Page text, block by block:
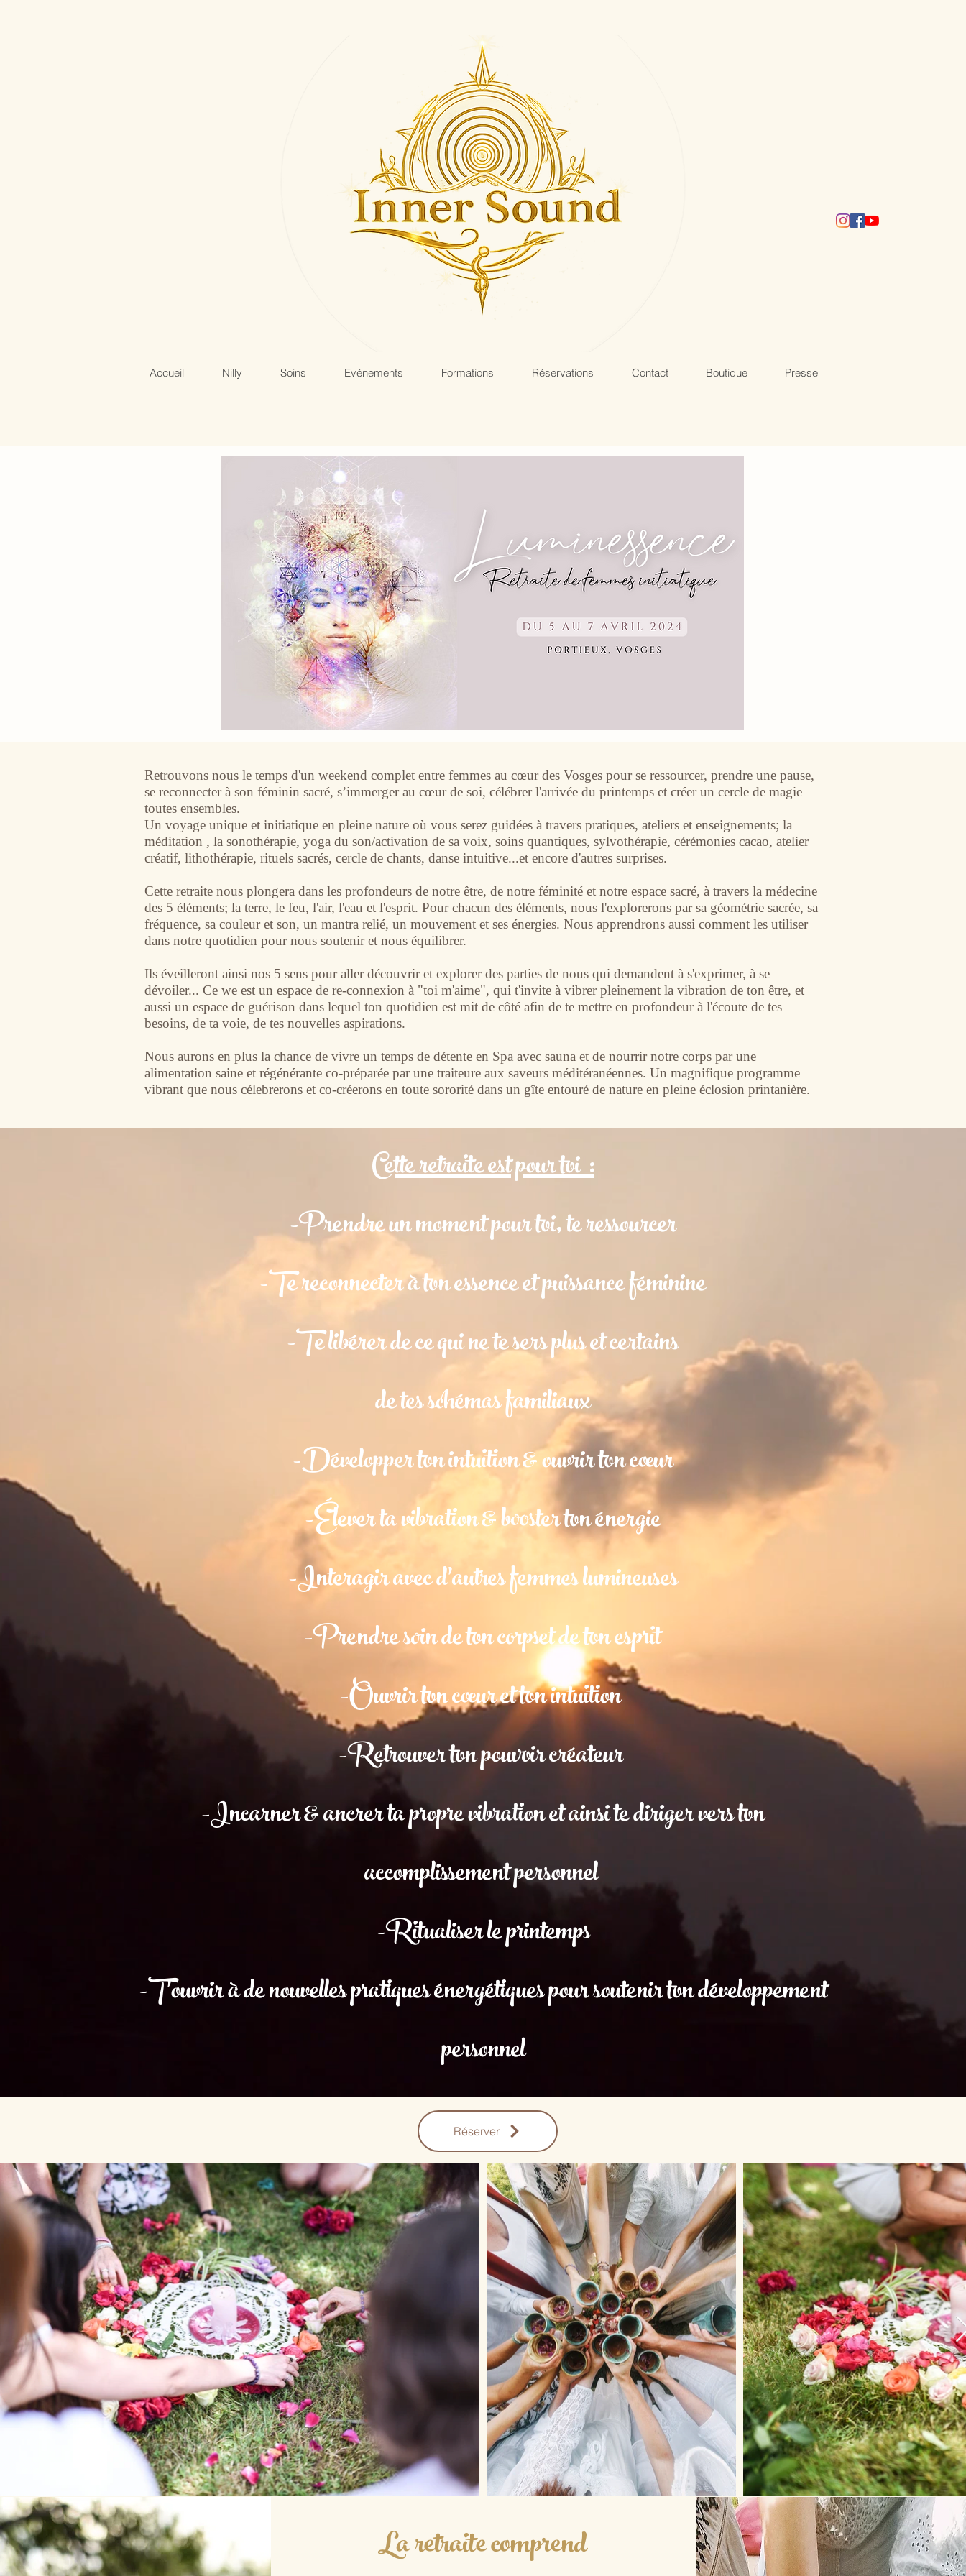
Accueil Nilly Soins Evénements Formations Réservations Contact Boutique Presse
Retrouvons nous le temps d'un weekend complet entre femmes au cœur des Vosges pour se ressourcer, prendre une pause,
se reconnecter à son féminin sacré, s’immerger au cœur de soi, célébrer l'arrivée du printemps et créer un cercle de magie
toutes ensembles. ​
Un voyage unique et initiatique en pleine nature où vous serez guidées à travers pratiques, ateliers et enseignements; la
méditation , la sonothérapie, yoga du son/activation de sa voix, soins quantiques, sylvothérapie, cérémonies cacao, atelier
créatif, lithothérapie, rituels sacrés, cercle de chants, danse intuitive...et encore d'autres surprises.
Cette retraite nous plongera dans les profondeurs de notre être, de notre féminité et notre espace sacré, à travers la médecine
des 5 éléments; la terre, le feu, l'air, l'eau et l'esprit. Pour chacun des éléments, nous l'explorerons par sa géométrie sacrée, sa
fréquence, sa couleur et son, un mantra relié, un mouvement et ses énergies. Nous apprendrons aussi comment les utiliser
dans notre quotidien pour nous soutenir et nous équilibrer.
Ils éveilleront ainsi nos 5 sens pour aller découvrir et explorer des parties de nous qui demandent à s'exprimer, à se
dévoiler... Ce we est un espace de re-connexion à "toi m'aime", qui t'invite à vibrer pleinement la vibration de ton être, et
aussi un espace de guérison dans lequel ton quotidien est mit de côté afin de te mettre en profondeur à l'écoute de tes
besoins, de ta voie, de tes nouvelles aspirations.
Nous aurons en plus la chance de vivre un temps de détente en Spa avec sauna et de nourrir notre corps par une
alimentation saine et régénérante co-préparée par une traiteure aux saveurs méditéranéennes. Un magnifique programme
vibrant que nous célebrerons et co-créerons en toute sororité dans un gîte entouré de nature en pleine éclosion printanière.
Cette retraite est pour toi :
-Prendre un moment pour toi, te ressourcer​
-Te reconnecter à ton essence et puissance féminine​
-Te libérer de ce qui ne te sers plus ​et certains
de tes schémas familiaux
-Développer ton intuition & ouvrir toncœur
-Éleverta vibration & booster ton énergie​
-Interagiravec d'autres femmes lumineuses​
-Prendre soin de ton corpset de ton esprit
-Ouvrir ton cœur et ton intuition ​
-Retrouver ton pouvoir créateur ​
-Incarner & ancrer ta propre vibration et ainsi te diriger vers ton
accomplissement personnel ​
-Ritualiser le printemps
-T'ouvrir à de nouvelles pratiques énergétiques pour soutenir ton développement
personnel
Réserver
La retraite comprend